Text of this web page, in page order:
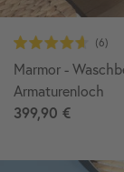
Marmor -
Armaturenloch
399,90 €